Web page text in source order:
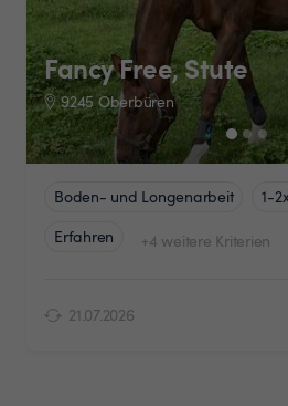
Fancy Free, Stute
9245 Oberbüren
Boden- und Longenarbeit
1-
Erfahren
+4 weitere Kriterien
21.07.2026